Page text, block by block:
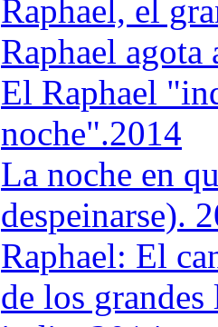
Raphael, el
Raphael
El Raphael
noche".2014
La noche en
despeinarse).
Raphael: El
de los